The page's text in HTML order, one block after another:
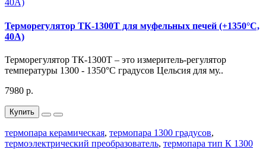
Терморегулятор ТК-1300Т для муфельных печей (+1350°C,
40А)
Терморегулятор ТК-1300Т – это измеритель-регулятор
температуры 1300 - 1350°C градусов Цельсия для му..
7980 р.
Купить
термопара керамическая, термопара 1300 градусов,
термоэлектрический преобразователь, термопара тип К 1300